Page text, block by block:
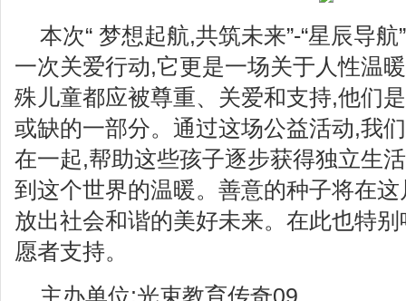
本次“ 梦想起航,共筑未来”-“星辰导
一次关爱行动,它更是一场关于人性温
殊儿童都应被尊重、关爱和支持,他们
或缺的一部分。通过这场公益活动,我
在一起,帮助这些孩子逐步获得独立生
到这个世界的温暖。善意的种子将在
放出社会和谐的美好未来。在此也特
愿者支持。
主办单位:光束教育传奇09